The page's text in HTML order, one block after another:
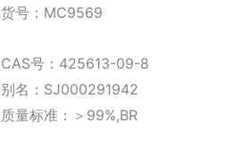
货号： MC9569
CAS号：425613-09-8
别名：SJ000291942
质量标准：＞99%,BR